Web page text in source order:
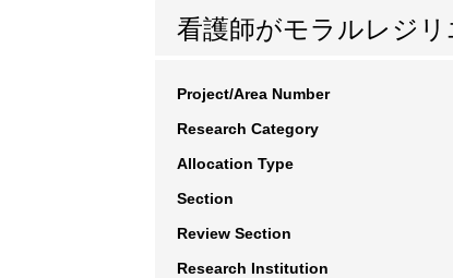
看護師がモラルレジ
Project/Area Number
Research Category
Allocation Type
Section
Review Section
Research Institution